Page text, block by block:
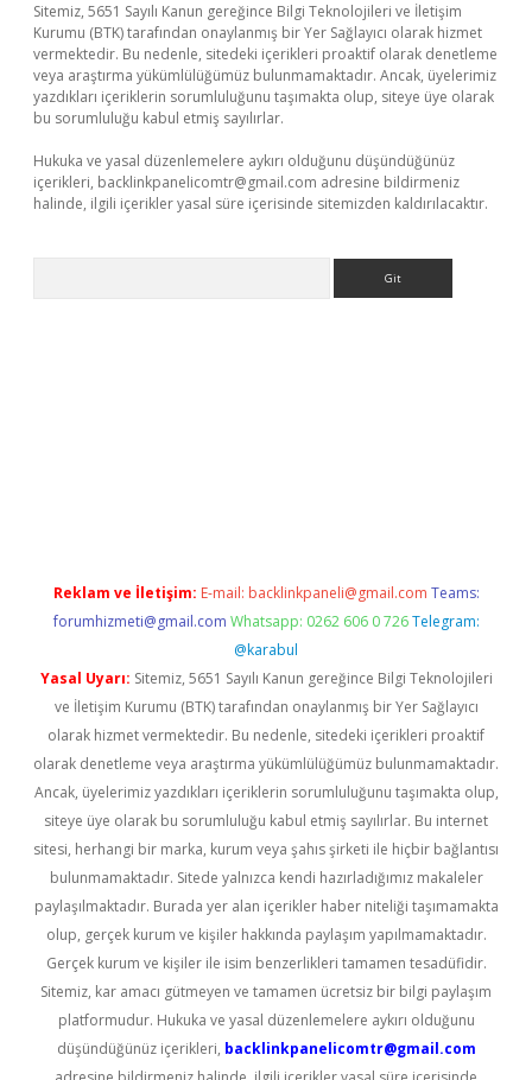
Sitemiz, 5651 Sayılı Kanun gereğince Bilgi Teknolojileri ve İletişim
Kurumu (BTK) tarafından onaylanmış bir Yer Sağlayıcı olarak hizmet
vermektedir. Bu nedenle, sitedeki içerikleri proaktif olarak denetleme
veya araştırma yükümlülüğümüz bulunmamaktadır. Ancak, üyelerimiz
yazdıkları içeriklerin sorumluluğunu taşımakta olup, siteye üye olarak
bu sorumluluğu kabul etmiş sayılırlar.
Hukuka ve yasal düzenlemelere aykırı olduğunu düşündüğünüz
içerikleri, backlinkpanelicomtr@gmail.com adresine bildirmeniz
halinde, ilgili içerikler yasal süre içerisinde sitemizden kaldırılacaktır.
Reklam ve İletişim: E-mail: backlinkpaneli@gmail.com Teams:
forumhizmeti@gmail.com Whatsapp: 0262 606 0 726 Telegram:
@karabul
Yasal Uyarı: Sitemiz, 5651 Sayılı Kanun gereğince Bilgi Teknolojileri
ve İletişim Kurumu (BTK) tarafından onaylanmış bir Yer Sağlayıcı
olarak hizmet vermektedir. Bu nedenle, sitedeki içerikleri proaktif
olarak denetleme veya araştırma yükümlülüğümüz bulunmamaktadır.
Ancak, üyelerimiz yazdıkları içeriklerin sorumluluğunu taşımakta olup,
siteye üye olarak bu sorumluluğu kabul etmiş sayılırlar. Bu internet
sitesi, herhangi bir marka, kurum veya şahıs şirketi ile hiçbir bağlantısı
bulunmamaktadır. Sitede yalnızca kendi hazırladığımız makaleler
paylaşılmaktadır. Burada yer alan içerikler haber niteliği taşımamakta
olup, gerçek kurum ve kişiler hakkında paylaşım yapılmamaktadır.
Gerçek kurum ve kişiler ile isim benzerlikleri tamamen tesadüfidir.
Sitemiz, kar amacı gütmeyen ve tamamen ücretsiz bir bilgi paylaşım
platformudur. Hukuka ve yasal düzenlemelere aykırı olduğunu
düşündüğünüz içerikleri, backlinkpanelicomtr@gmail.com